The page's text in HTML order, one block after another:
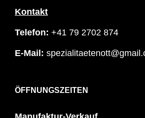
Kontakt
Telefon: +41 79 2702 874
E-Mail:
ÖFFNUNGSZEITEN